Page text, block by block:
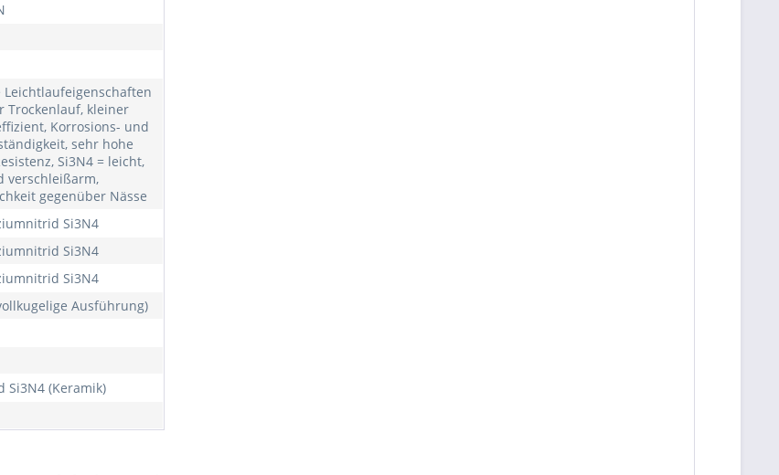
Trockenlauf, kleiner
Korrosions- und
sehr hohe
Si3N4 = leicht,
verschleißarm,
gegenüber Nässe
Si3N4
Si3N4
Si3N4
Ausführung)
Si3N4 (Keramik)